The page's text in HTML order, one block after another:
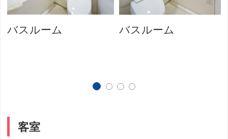
バスルーム バスルーム
客室